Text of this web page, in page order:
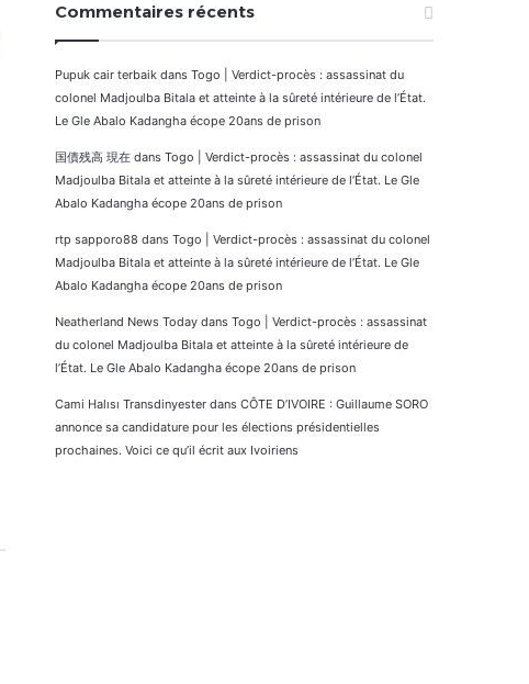
Commentaires récents
Pupuk cair terbaik dans Togo | Verdict-procès : assassinat du
colonel Madjoulba Bitala et atteinte à la sûreté intérieure de l’État.
Le Gle Abalo Kadangha écope 20ans de prison
国債残高 現在 dans Togo | Verdict-procès : assassinat du colonel
Madjoulba Bitala et atteinte à la sûreté intérieure de l’État. Le Gle
Abalo Kadangha écope 20ans de prison
rtp sapporo88 dans Togo | Verdict-procès : assassinat du colonel
Madjoulba Bitala et atteinte à la sûreté intérieure de l’État. Le Gle
Abalo Kadangha écope 20ans de prison
Neatherland News Today dans Togo | Verdict-procès : assassinat
du colonel Madjoulba Bitala et atteinte à la sûreté intérieure de
l’État. Le Gle Abalo Kadangha écope 20ans de prison
Cami Halısı Transdinyester dans CÔTE D’IVOIRE : Guillaume SORO
annonce sa candidature pour les élections présidentielles
prochaines. Voici ce qu’il écrit aux Ivoiriens